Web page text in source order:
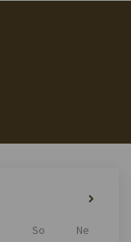
So
Ne